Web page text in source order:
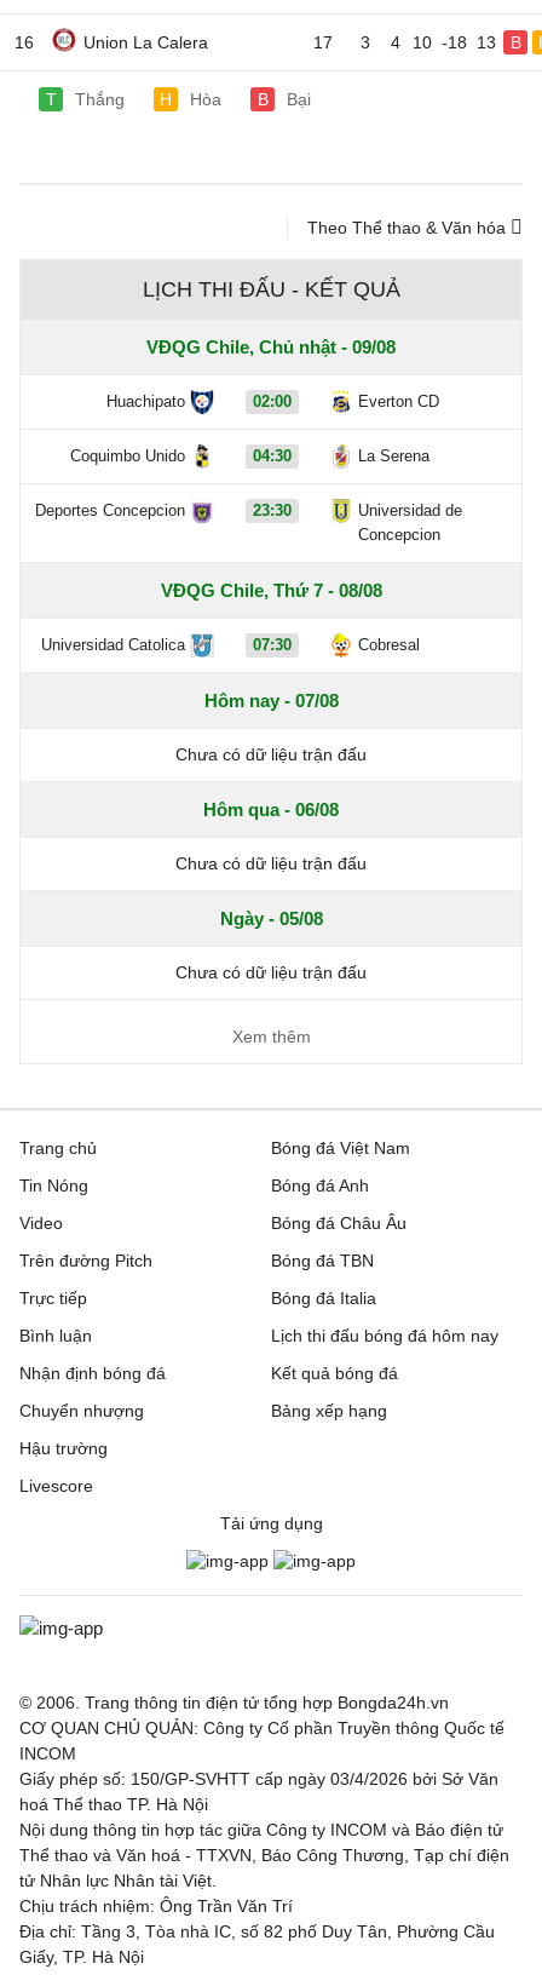
16 Union La Calera 17 3 4 10 -18 13 B
T Thắng H Hòa B Bại
Theo Thể thao & Văn hóa
LỊCH THI ĐẤU - KẾT QUẢ
VĐQG Chile, Chủ nhật - 09/08
Huachipato 02:00 Everton CD
Coquimbo Unido 04:30 La Serena
Deportes Concepcion 23:30
Universidad de
Concepcion
VĐQG Chile, Thứ 7 - 08/08
Universidad Catolica 07:30 Cobresal
Hôm nay - 07/08
Chưa có dữ liệu trận đấu
Hôm qua - 06/08
Chưa có dữ liệu trận đấu
Ngày - 05/08
Chưa có dữ liệu trận đấu
Xem thêm
Trang chủ
Tin Nóng
Video
Trên đường Pitch
Trực tiếp
Bóng đá Việt Nam
Bóng đá Anh
Bóng đá Châu Âu
Bóng đá TBN
Bóng đá Italia
Bình luận
Nhận định bóng đá
Chuyển nhượng
Hậu trường
Livescore
Lịch thi đấu bóng đá hôm nay
Kết quả bóng đá
Bảng xếp hạng
Tải ứng dụng
© 2006. Trang thông tin điện tử tổng hợp Bongda24h.vn
CƠ QUAN CHỦ QUẢN: Công ty Cổ phần Truyền thông Quốc tế
INCOM
Giấy phép số: 150/GP-SVHTT cấp ngày 03/4/2026 bởi Sở Văn
hoá Thể thao TP. Hà Nội
Nội dung thông tin hợp tác giữa Công ty INCOM và Báo điện tử
Thể thao và Văn hoá - TTXVN, Báo Công Thương, Tạp chí điện
tử Nhân lực Nhân tài Việt.
Chịu trách nhiệm: Ông Trần Văn Trí
Địa chỉ: Tầng 3, Tòa nhà IC, số 82 phố Duy Tân, Phường Cầu
Giấy, TP. Hà Nội